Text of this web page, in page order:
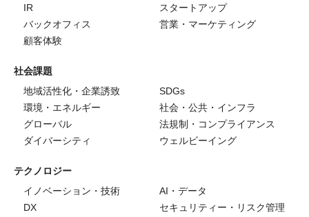
IR
スタートアップ
バックオフィス
営業・マーケティング
顧客体験
社会課題
地域活性化・企業誘致
SDGs
環境・エネルギー
社会・公共・インフラ
グローバル
法規制・コンプライアンス
ダイバーシティ
ウェルビーイング
テクノロジー
イノベーション・技術
AI・データ
DX
セキュリティー・リスク管理